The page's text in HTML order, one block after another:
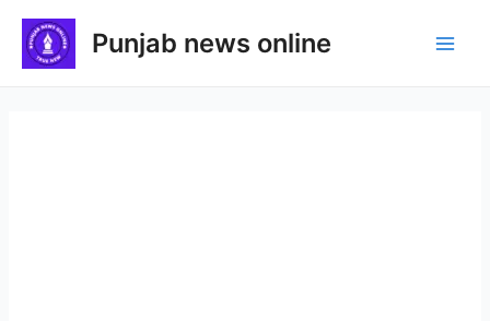
content
Punjab news online